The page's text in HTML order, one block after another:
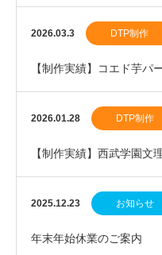
2026.03.3 DTP制作
【制作実績】コエド芋パ
ルスタンド」を制作しまし
2026.01.28 DTP制作
【制作実績】西武学園文
ー」を制作しました。
2025.12.23 お知らせ
年末年始休業のご案内